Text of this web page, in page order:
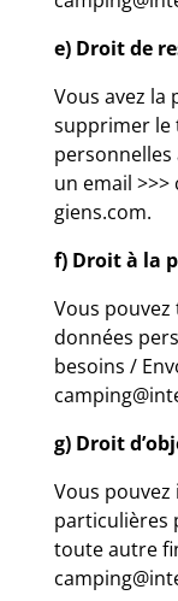
e) Droit de
Vous avez
supprimer le
un email
giens.com.
f) Droit à la
Vous
données
besoins /
g) Droit
Vous
particulières
toute autre